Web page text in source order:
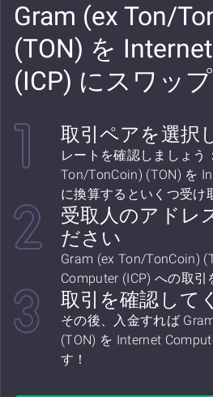
Gram (ex Ton/
(TON) を
(ICP) にスワッ
取引ペアを選択
レートを確認しましょう
Ton/TonCoin) (TON) を
に換算するといくつ受け
受取人のアドレ
ださい
Gram (ex Ton/TonCoin)
Computer (ICP) への取引
取引を確認して
その後、入金すれば
(TON) を Internet
す！